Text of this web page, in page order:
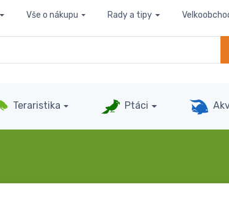
Vše o nákupu Rady a tipy
Teraristika Ptáci